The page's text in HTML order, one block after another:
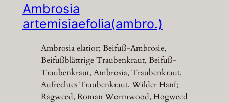
Ambrosia
artemisiaefolia(ambro.)
Ambrosia elatior; Beifuß-Ambrosie,
Beifußblättrige Traubenkraut, Beifuß-
Traubenkraut, Ambrosia, Traubenkraut,
Aufrechtes Traubenkraut, Wilder Hanf;
Ragweed, Roman Wormwood, Hogweed